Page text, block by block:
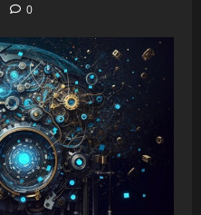
0